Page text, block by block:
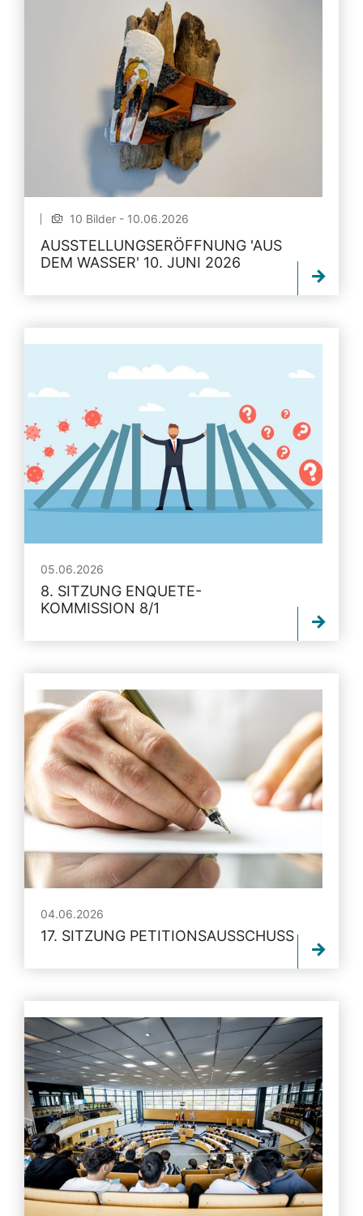
10 Bilder - 10.06.2026
AUSSTELLUNGSERÖFFNUNG 'AUS
DEM WASSER' 10. JUNI 2026
05.06.2026
8. SITZUNG ENQUETE-
KOMMISSION 8/1
04.06.2026
17. SITZUNG PETITIONSAUSSCHUSS